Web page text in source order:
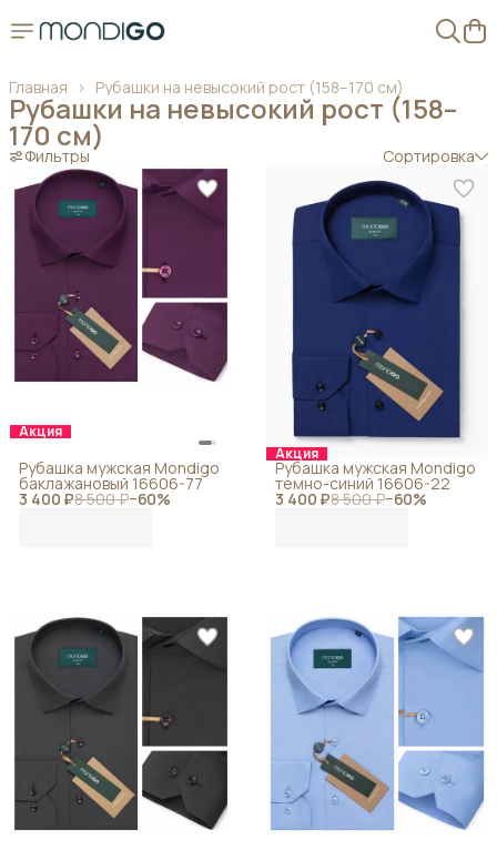
Рубашки на невысокий рост (158–170 см)
Главная ›
Рубашки на невысокий рост (158–
170 см)
Фильтры Сортировка
Акция
3 400 ₽8 500 ₽−60%
Рубашка мужская Mondigo
баклажановый 16606-77
Акция
3 400 ₽8 500 ₽−60%
Рубашка мужская Mondigo
темно-синий 16606-22